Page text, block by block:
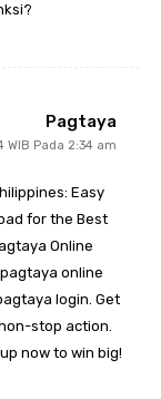
Pagtaya
Pada 2:34 am
Easy
for the Best
Online
online
login. Get
stop action.
now to win big!